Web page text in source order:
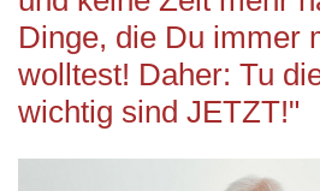
Dinge, die Du immer
wolltest! Daher: Tu
wichtig sind JETZT!"